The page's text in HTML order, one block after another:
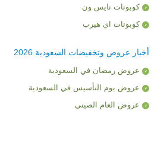
كوبونات نايس ون
كوبونات اي هيرب
أخبار عروض وتخفيضات السعودية 2026
عروض رمضان في السعودية
عروض يوم التأسيس في السعودية
عروض العام الصيني